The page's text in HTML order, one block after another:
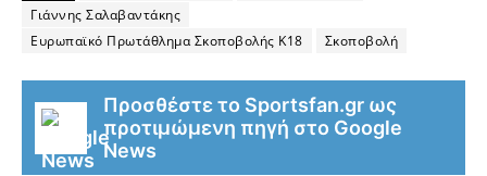
Γιάννης Σαλαβαντάκης
Ευρωπαϊκό Πρωτάθλημα Σκοποβολής Κ18
Σκοποβολή
Προσθέστε το Sportsfan.gr ως
προτιμώμενη πηγή στο Google
News